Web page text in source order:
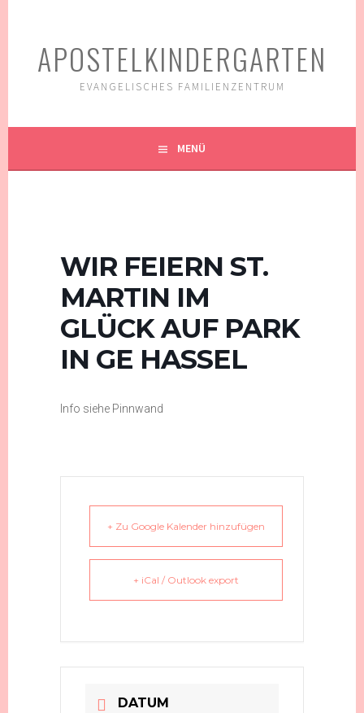
APOSTELKINDERGARTEN
EVANGELISCHES FAMILIENZENTRUM
MENÜ
WIR FEIERN ST.
MARTIN IM
GLÜCK AUF PARK
IN GE HASSEL
Info siehe Pinnwand
+ Zu Google Kalender hinzufügen
+ iCal / Outlook export
DATUM